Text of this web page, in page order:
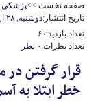
صفحه نخست >>پزشکی
تاریخ انتشار:دوشنبه, ۲۸ اردیبهشت ۰۵
تعداد بازدید: ۶۰
تعداد نظرات: ۰ نظر
قرار گرفتن
خطر ابتلا به